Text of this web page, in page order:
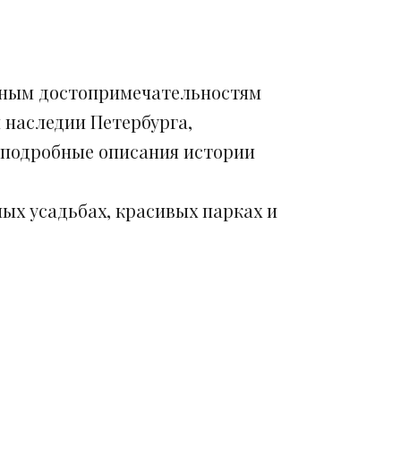
достопримечательностям
Петербурга,
описания истории
усадьбах, красивых парках и